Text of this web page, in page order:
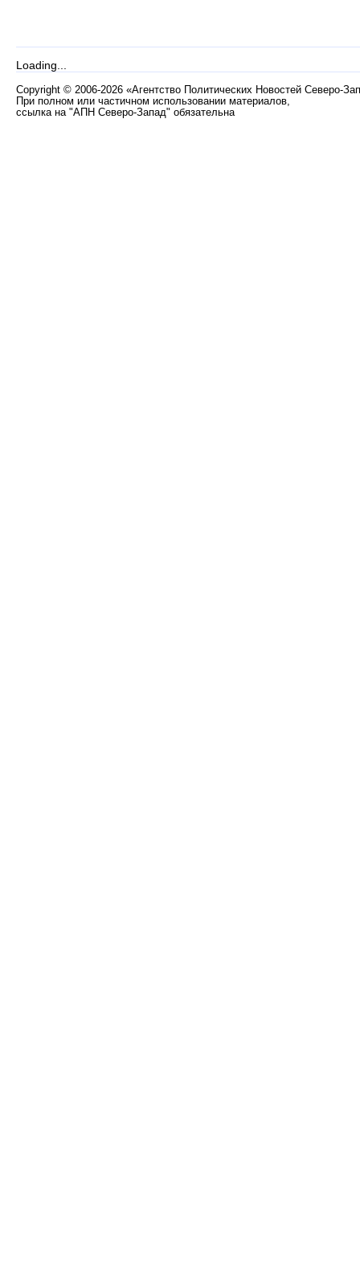
Loading...
Copyright © 2006-2026 «Агентство Политических Новостей Северо-
При полном или частичном использовании материалов,
ссылка на "АПН Северо-Запад" обязательна